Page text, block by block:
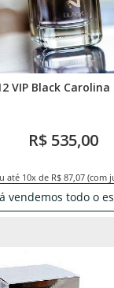
VIP Black Carolina
R$ 535,00
até 10x de R$ 87,07 (com
vendemos todo o